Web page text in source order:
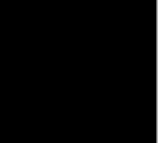
produccón),